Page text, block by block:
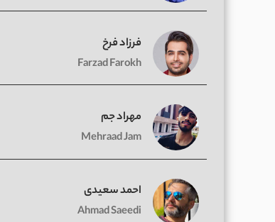
فرزاد فرخ
Farzad Farokh
مهراد جم
Mehraad Jam
احمد سعیدی
Ahmad Saeedi